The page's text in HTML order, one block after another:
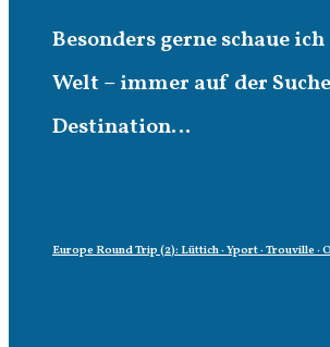
Besonders gerne schaue
Welt – immer auf der
Destination…
Europe Round Trip (2): Lüttich · Yport · Trouville ·